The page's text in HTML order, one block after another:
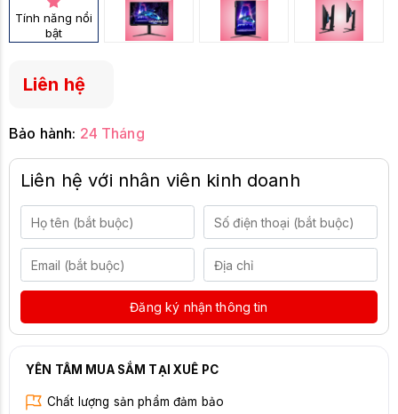
HDMI 2.0, Tai nghe
Phụ kiện: cáp nguồn, cáp HDMI, cáp
Tính năng nổi
bật
Liên hệ
Bảo hành: 24 Tháng
Liên hệ với nhân viên kinh doanh
Đăng ký nhận thông tin
YÊN TÂM MUA SẮM TẠI XUÊ PC
Chất lượng sản phẩm đảm bảo